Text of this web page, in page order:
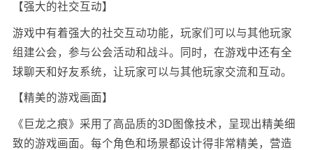
【强大的社交互动】
游戏中有着强大的社交互动功能，玩家们可以与其他玩家
组建公会，参与公会活动和战斗。同时，在游戏中还有全
球聊天和好友系统，让玩家可以与其他玩家交流和互动。
【精美的游戏画面】
《巨龙之痕》采用了高品质的3D图像技术，呈现出精美细
致的游戏画面。每个角色和场景都设计得非常精美，营造